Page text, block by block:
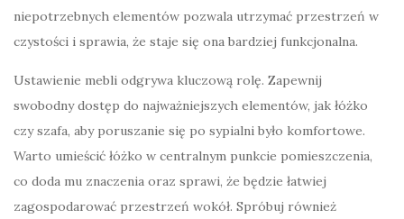
niepotrzebnych elementów pozwala utrzymać przestrzeń w
czystości i sprawia, że staje się ona bardziej funkcjonalna.
Ustawienie mebli odgrywa kluczową rolę. Zapewnij
swobodny dostęp do najważniejszych elementów, jak łóżko
czy szafa, aby poruszanie się po sypialni było komfortowe.
Warto umieścić łóżko w centralnym punkcie pomieszczenia,
co doda mu znaczenia oraz sprawi, że będzie łatwiej
zagospodarować przestrzeń wokół. Spróbuj również